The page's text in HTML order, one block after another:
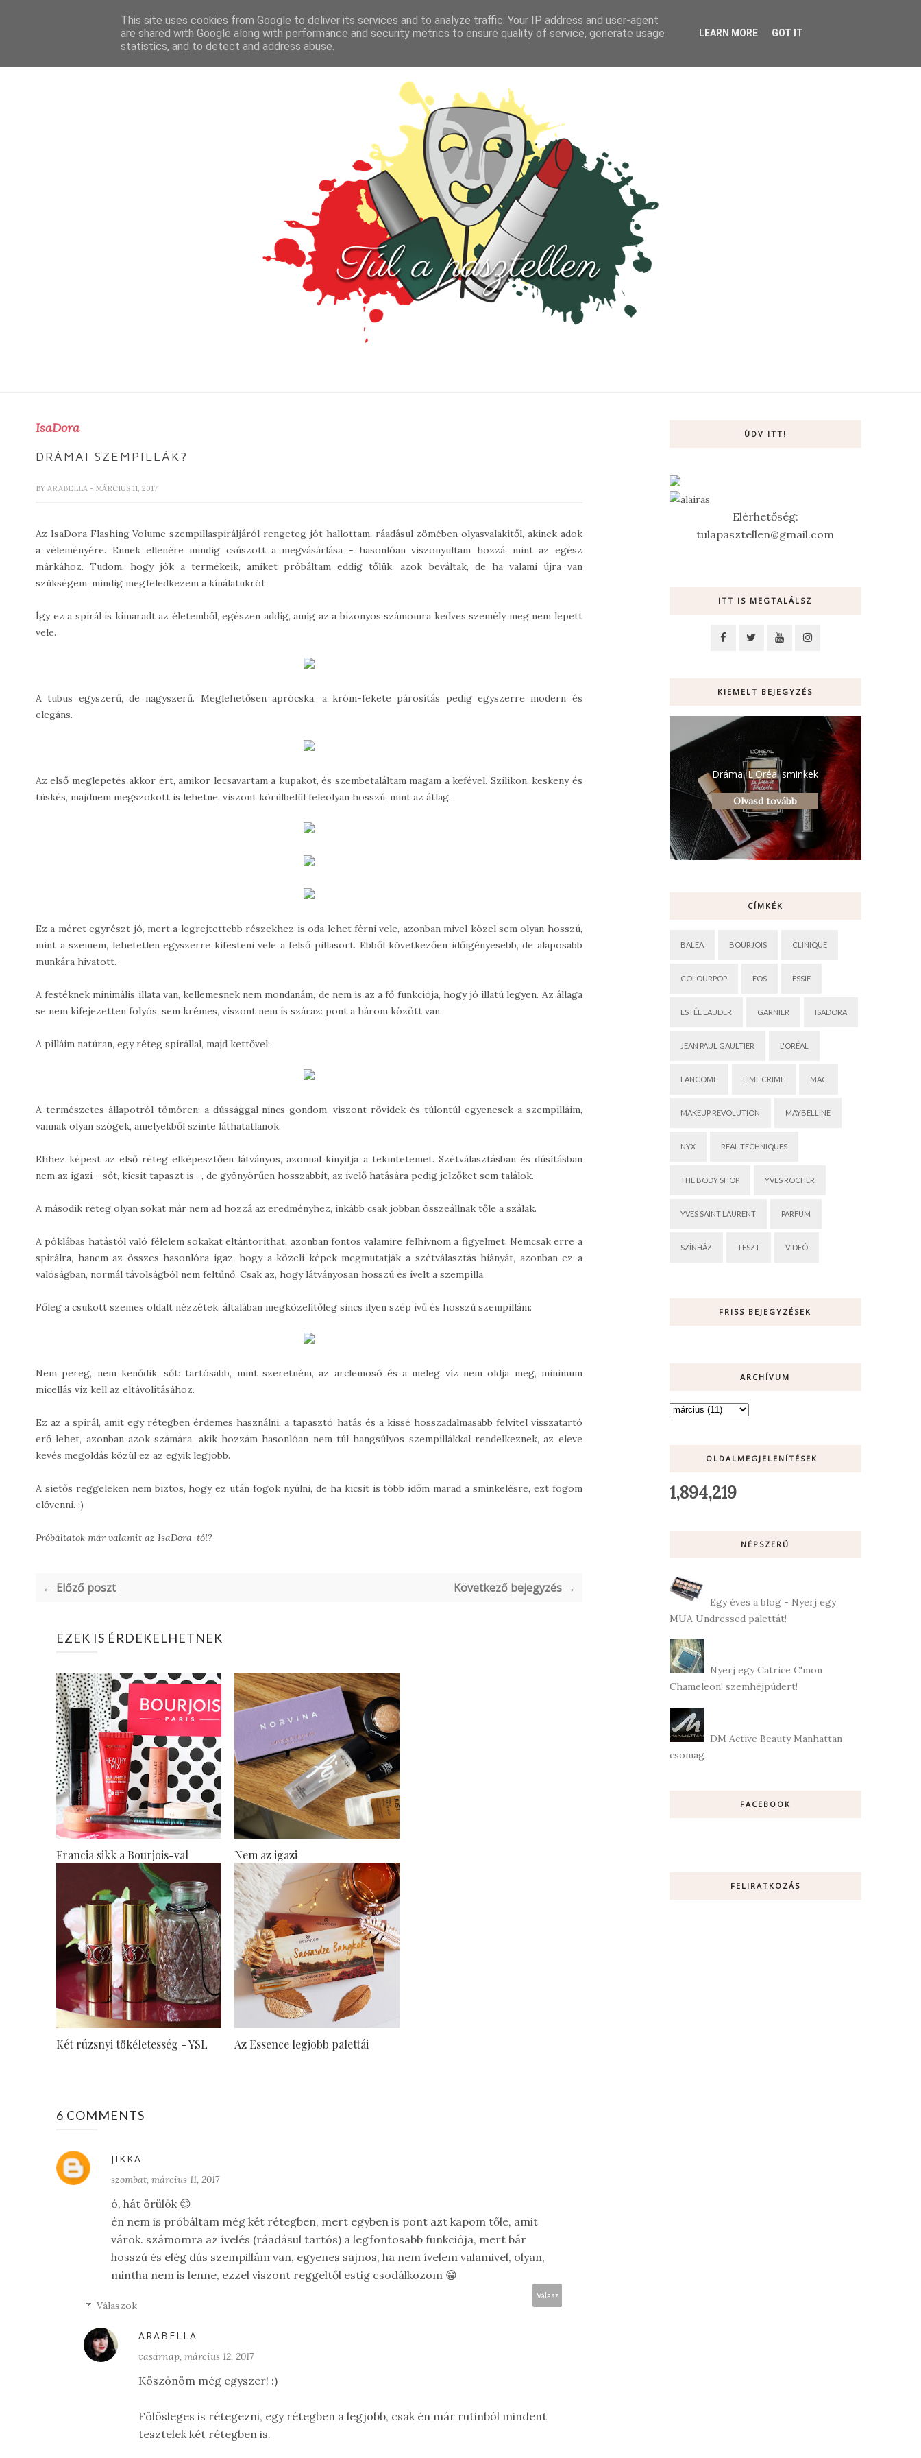
FŐOLDAL TESZT PARFÜM KULTÚRA VIDEÓ
IsaDora
DRÁMAI SZEMPILLÁK?
BY ARABELLA - MÁRCIUS 11, 2017
Az IsaDora Flashing Volume szempillaspiráljáról rengeteg jót hallottam, ráadásul zömében olyasvalakitől, akinek adok
a véleményére. Ennek ellenére mindig csúszott a megvásárlása - hasonlóan viszonyultam hozzá, mint az egész
márkához. Tudom, hogy jók a termékeik, amiket próbáltam eddig tőlük, azok beváltak, de ha valami újra van
szükségem, mindig megfeledkezem a kínálatukról.
Így ez a spirál is kimaradt az életemből, egészen addig, amíg az a bizonyos számomra kedves személy meg nem lepett
vele.
A tubus egyszerű, de nagyszerű. Meglehetősen aprócska, a króm-fekete párosítás pedig egyszerre modern és
elegáns.
Az első meglepetés akkor ért, amikor lecsavartam a kupakot, és szembetaláltam magam a kefével. Szilikon, keskeny és
tüskés, majdnem megszokott is lehetne, viszont körülbelül feleolyan hosszú, mint az átlag.
Ez a méret egyrészt jó, mert a legrejtettebb részekhez is oda lehet férni vele, azonban mivel közel sem olyan hosszú,
mint a szemem, lehetetlen egyszerre kifesteni vele a felső pillasort. Ebből következően időigényesebb, de alaposabb
munkára hivatott.
A festéknek minimális illata van, kellemesnek nem mondanám, de nem is az a fő funkciója, hogy jó illatú legyen. Az állaga
se nem kifejezetten folyós, sem krémes, viszont nem is száraz: pont a három között van.
A pilláim natúran, egy réteg spirállal, majd kettővel:
A természetes állapotról tömören: a dússággal nincs gondom, viszont rövidek és túlontúl egyenesek a szempilláim,
vannak olyan szögek, amelyekből szinte láthatatlanok.
Ehhez képest az első réteg elképesztően látványos, azonnal kinyitja a tekintetemet. Szétválasztásban és dúsításban
nem az igazi - sőt, kicsit tapaszt is -, de gyönyörűen hosszabbít, az ívelő hatására pedig jelzőket sem találok.
A második réteg olyan sokat már nem ad hozzá az eredményhez, inkább csak jobban összeállnak tőle a szálak.
A póklábas hatástól való félelem sokakat eltántoríthat, azonban fontos valamire felhívnom a figyelmet. Nemcsak erre a
spirálra, hanem az összes hasonlóra igaz, hogy a közeli képek megmutatják a szétválasztás hiányát, azonban ez a
valóságban, normál távolságból nem feltűnő. Csak az, hogy látványosan hosszú és ívelt a szempilla.
Főleg a csukott szemes oldalt nézzétek, általában megközelítőleg sincs ilyen szép ívű és hosszú szempillám:
Nem pereg, nem kenődik, sőt: tartósabb, mint szeretném, az arclemosó és a meleg víz nem oldja meg, minimum
micellás víz kell az eltávolításához.
Ez az a spirál, amit egy rétegben érdemes használni, a tapasztó hatás és a kissé hosszadalmasabb felvitel visszatartó
erő lehet, azonban azok számára, akik hozzám hasonlóan nem túl hangsúlyos szempillákkal rendelkeznek, az eleve
kevés megoldás közül ez az egyik legjobb.
A sietős reggeleken nem biztos, hogy ez után fogok nyúlni, de ha kicsit is több időm marad a sminkelésre, ezt fogom
elővenni. :)
Próbáltatok már valamit az IsaDora-tól?
← Előző poszt Következő bejegyzés →
EZEK IS ÉRDEKELHETNEK
Francia sikk a Bourjois-val Nem az igazi
Két rúzsnyi tökéletesség - YSL Az Essence legjobb palettái
6 COMMENTS
JIKKA
szombat, március 11, 2017
ó, hát örülök 😊
én nem is próbáltam még két rétegben, mert egyben is pont azt kapom tőle, amit
várok. számomra az ívelés (ráadásul tartós) a legfontosabb funkciója, mert bár
hosszú és elég dús szempillám van, egyenes sajnos, ha nem ívelem valamivel, olyan,
mintha nem is lenne, ezzel viszont reggeltől estig csodálkozom 😁
Válasz
Válaszok
ARABELLA
vasárnap, március 12, 2017
Köszönöm még egyszer! :)
Fölösleges is rétegezni, egy rétegben a legjobb, csak én már rutinból mindent
tesztelek két rétegben is.
ÜDV ITT!
Elérhetőség:
tulapasztellen@gmail.com
ITT IS MEGTALÁLSZ
KIEMELT BEJEGYZÉS
Drámai L'Oréal sminkek
Olvasd tovább
CÍMKÉK
BALEA BOURJOIS CLINIQUE
COLOURPOP EOS ESSIE
ESTÉE LAUDER GARNIER ISADORA
JEAN PAUL GAULTIER L'ORÉAL
LANCOME LIME CRIME MAC
MAKEUP REVOLUTION MAYBELLINE
NYX REAL TECHNIQUES
THE BODY SHOP YVES ROCHER
YVES SAINT LAURENT PARFÜM
SZÍNHÁZ TESZT VIDEÓ
FRISS BEJEGYZÉSEK
ARCHÍVUM
OLDALMEGJELENÍTÉSEK
1,894,219
NÉPSZERŰ
Egy éves a blog - Nyerj egy
MUA Undressed palettát!
Nyerj egy Catrice C'mon
Chameleon! szemhéjpúdert!
DM Active Beauty Manhattan
csomag
FACEBOOK
FELIRATKOZÁS
This site uses cookies from Google to deliver its services and to analyze traffic. Your IP address and user-agent
are shared with Google along with performance and security metrics to ensure quality of service, generate usage
statistics, and to detect and address abuse.
LEARN MORE GOT IT